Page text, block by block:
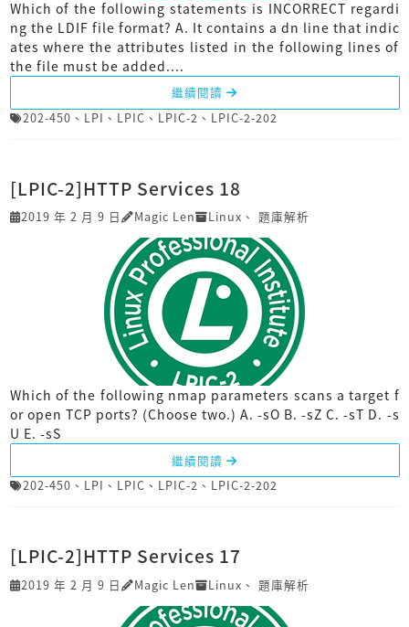
Which of the following statements is INCORRECT regardi
ng the LDIF file format? A. It contains a dn line that indic
ates where the attributes listed in the following lines of
the file must be added....
繼續閱讀
202-450 、 LPI 、 LPIC 、 LPIC-2 、 LPIC-2-202
[LPIC-2]HTTP Services 18
2019 年 2 月 9 日 Magic Len Linux 、 題庫解析
Which of the following nmap parameters scans a target f
or open TCP ports? (Choose two.) A. -sO B. -sZ C. -sT D. -s
U E. -sS
繼續閱讀
202-450 、 LPI 、 LPIC 、 LPIC-2 、 LPIC-2-202
[LPIC-2]HTTP Services 17
2019 年 2 月 9 日 Magic Len Linux 、 題庫解析